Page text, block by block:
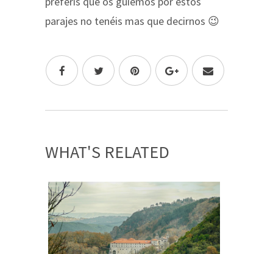
parajes no tenéis mas que decirnos 😉
WHAT'S RELATED